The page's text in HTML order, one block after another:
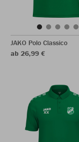
JAKO Polo Classico
ab 26,99 €